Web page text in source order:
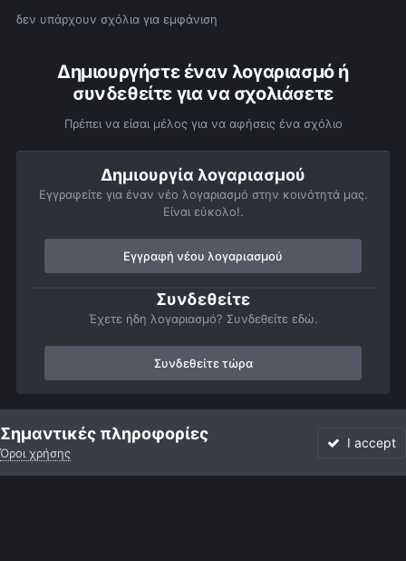
δεν υπάρχουν σχόλια για εμφάνιση
Δημιουργήστε έναν λογαριασμό ή
συνδεθείτε για να σχολιάσετε
Πρέπει να είσαι μέλος για να αφήσεις ένα σχόλιο
Δημιουργία λογαριασμού
Εγγραφείτε για έναν νέο λογαριασμό στην κοινότητά μας.
Είναι εύκολο!.
Εγγραφή νέου λογαριασμού
Συνδεθείτε
Έχετε ήδη λογαριασμό? Συνδεθείτε εδώ.
Συνδεθείτε τώρα
Αρχή Αστροφωτογραφίες Member Albums
Σημαντικές πληροφορίες
Όροι χρήσης
I accept
Forum